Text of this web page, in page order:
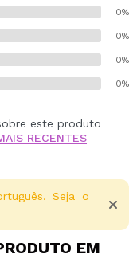
0%
0%
0%
0%
este produto
RECENTES
Seja o
EM